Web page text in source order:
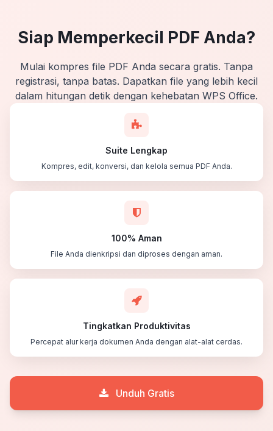
Siap Memperkecil PDF Anda?
Mulai kompres file PDF Anda secara gratis. Tanpa
registrasi, tanpa batas. Dapatkan file yang lebih kecil
dalam hitungan detik dengan kehebatan WPS Office.
Suite Lengkap
Kompres, edit, konversi, dan kelola semua PDF Anda.
100% Aman
File Anda dienkripsi dan diproses dengan aman.
Tingkatkan Produktivitas
Percepat alur kerja dokumen Anda dengan alat-alat cerdas.
Unduh Gratis